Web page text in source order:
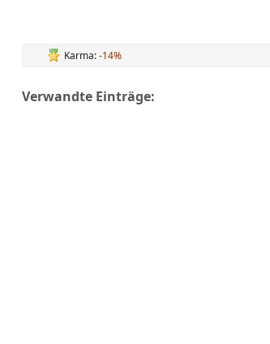
Karma:-14%
Verwandte Einträge: